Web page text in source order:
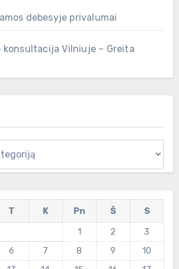
debesyje privalumai
konsultacija Vilniuje – Greita
T K Pn Š
S
1
2
3
6 7 8 9
10